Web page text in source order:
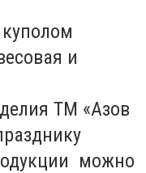
и
ТМ «Азов
можно